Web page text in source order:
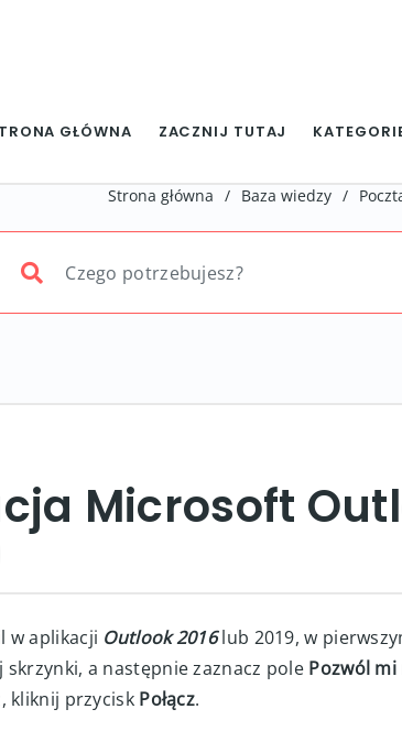
GŁÓWNA ZACZNIJ TUTAJ
Strona główna / Baza wiedzy /
Microsoft
w aplikacji Outlook 2016lub 2019, w
skrzynki, a następnie zaznacz pole Pozwól
kliknij przycisk Połącz.